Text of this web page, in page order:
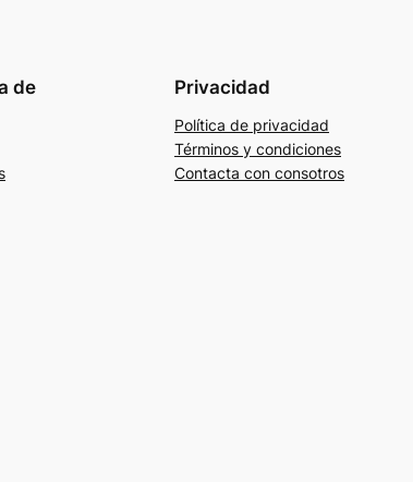
de Privacidad
Política de privacidad
Términos y condiciones
Contacta con consotros